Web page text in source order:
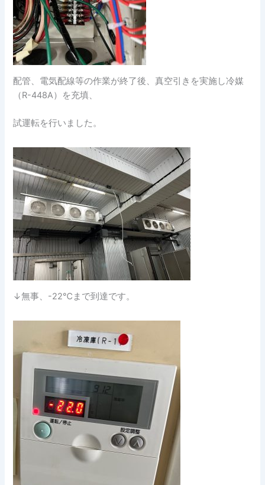
配管、電気配線等の作業が終了後、真空引きを実施し冷媒
（R-448A）を充填、
試運転を行いました。
↓無事、-22℃まで到達です。